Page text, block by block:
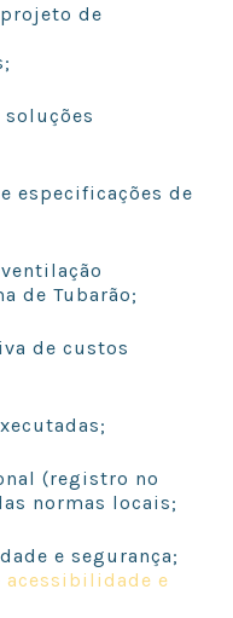
de
soluções
especificações de
de Tubarão;
de custos
(registro no
normas locais;
e segurança;
acessibilidade e